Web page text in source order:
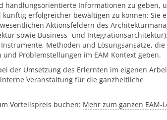
handlungsorientierte Informationen zu geben,
erfolgreicher bewältigen zu können: Sie
Aktionsfeldern des
sowie Business- und
Methoden und Lösungsansätze, die
Problemstellungen im EAM Kontext geben.
der Umsetzung des Erlernten im eigenen
Veranstaltung für die ganzheitliche
Vorteilspreis buchen: Mehr zum ganzen EAM-